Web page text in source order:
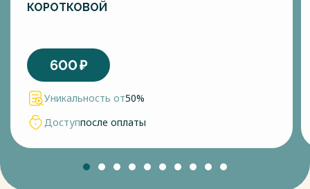
КОРОТКОВОЙ
600₽
Уникальность от50%
Доступпосле оплаты